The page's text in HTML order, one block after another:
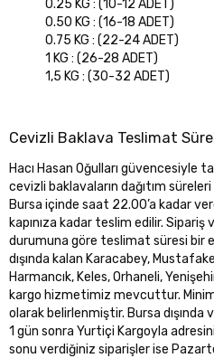
0.25 KG : (10-12 ADET)
0.50 KG : (16-18 ADET)
0.75 KG : (22-24 ADET)
1 KG : (26-28 ADET)
1,5 KG : (30-32 ADET)
Cevizli Baklava Teslimat
Hacı Hasan Oğulları güvencesiyle
cevizli baklavaların dağıtım
Bursa içinde saat 22.00’a kadar
kapınıza kadar teslim edilir.
durumuna göre teslimat süresi bir
dışında kalan Karacabey,
Harmancık, Keles, Orhaneli,
kargo hizmetimiz mevcuttur.
olarak belirlenmiştir. Bursa
1 gün sonra Yurtiçi Kargoyla
sonu verdiğiniz siparişler ise